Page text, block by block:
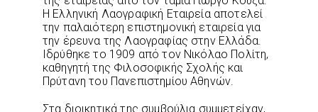
Η Ελληνική Λαογραφική Εταιρεία αποτελεί
την παλαιότερη επιστημονική εταιρεία για
την έρευνα της Λαογραφίας στην Ελλάδα.
Ιδρύθηκε το 1909 από τον Νικόλαο Πολίτη,
καθηγητή της Φιλοσοφικής Σχολής και
Πρύτανη του Πανεπιστημίου Αθηνών.
Στα διοικητικά της συμβούλια συμμετείχαν,